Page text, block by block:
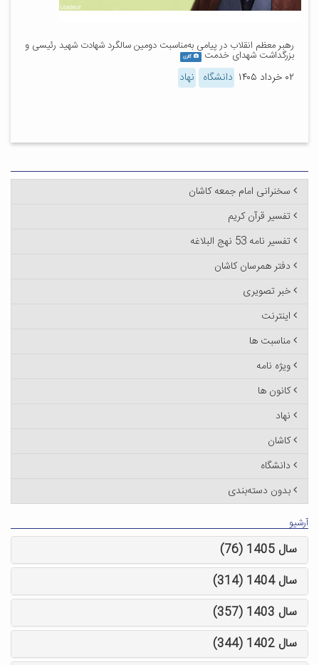
رهبر معظم انقلاب در پیامی به‌مناسبت دومین سالگرد شهادت شهید رئیسی و
بزرگداشت شهدای خدمت گالری
۰۲ خرداد ۱۴۰۵ دانشگاه نهاد
سخنرانی امام جمعه کاشان
تفسیر قرآن کریم
تفسیر نامه 53 نهج البلاغه
دفتر همرسان کاشان
خبر تصویری
اینترنت
مناسبت ها
ویژه نامه
کانون ها
نهاد
کاشان
دانشگاه
بدون دسته‌بندی
آرشیو
سال 1405 (76)
سال 1404 (314)
سال 1403 (357)
سال 1402 (344)